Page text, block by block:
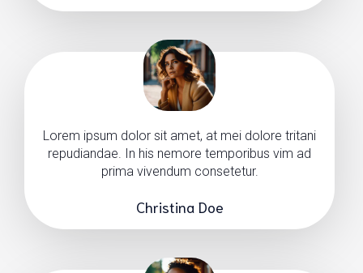
Lorem ipsum dolor sit amet, at mei dolore tritani
repudiandae. In his nemore temporibus vim ad
prima vivendum consetetur.
Christina Doe